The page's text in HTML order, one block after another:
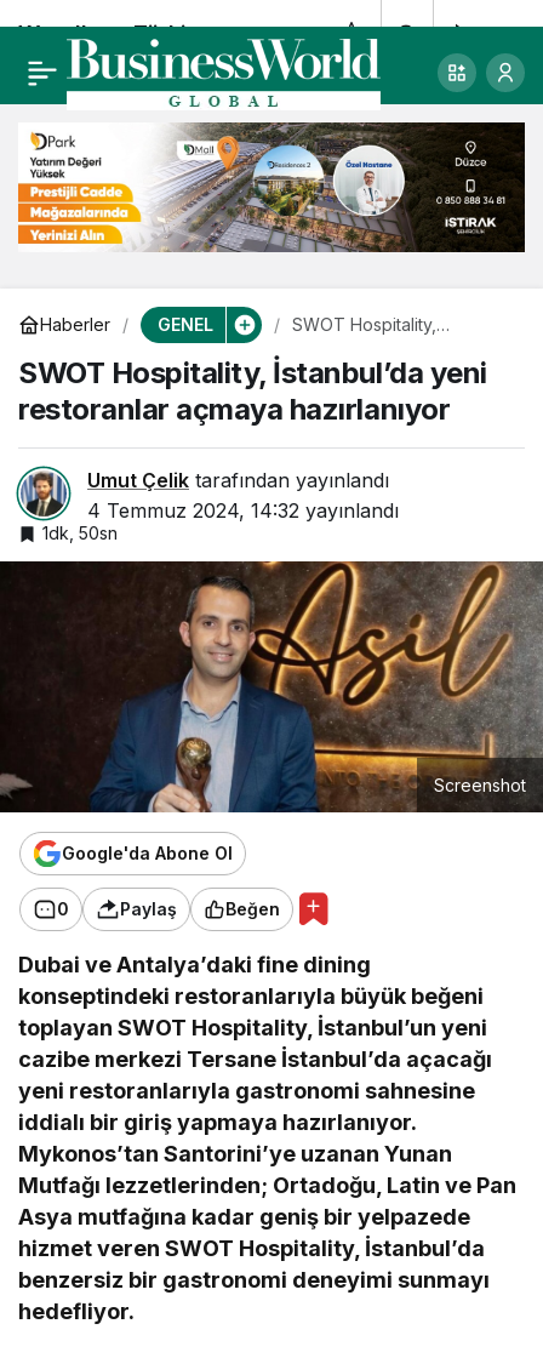
Haberler GENEL
SWOT Hospitality,
açmaya hazırlanıyor
SWOT Hospitality, İstanbul’da yeni
restoranlar açmaya hazırlanıyor
Umut Çelik tarafından yayınlandı
4 Temmuz 2024, 14:32 yayınlandı
1dk, 50sn
Screenshot
Google'da Abone Ol
0 Paylaş Beğen
Dubai ve Antalya’daki fine dining
konseptindeki restoranlarıyla büyük beğeni
toplayan SWOT Hospitality, İstanbul’un yeni
cazibe merkezi Tersane İstanbul’da açacağı
yeni restoranlarıyla gastronomi sahnesine
iddialı bir giriş yapmaya hazırlanıyor.
Mykonos’tan Santorini’ye uzanan Yunan
Mutfağı lezzetlerinden; Ortadoğu, Latin ve Pan
Asya mutfağına kadar geniş bir yelpazede
hizmet veren SWOT Hospitality, İstanbul’da
benzersiz bir gastronomi deneyimi sunmayı
hedefliyor.
Wyndham Türkiye,
Dolce By Wyndham
Çeşme Alaçatı ve iki
otel ile büyüyor
0 Paylaş